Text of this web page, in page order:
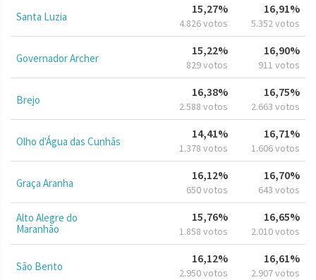
Santa Luzia
15,27%
4.826 votos
16,91%
5.352 votos
Governador Archer
15,22%
829 votos
16,90%
911 votos
Brejo
16,38%
2.588 votos
16,75%
2.663 votos
Olho d'Água das Cunhãs
14,41%
1.378 votos
16,71%
1.606 votos
Graça Aranha
16,12%
650 votos
16,70%
643 votos
Alto Alegre do
Maranhão
15,76%
1.858 votos
16,65%
2.010 votos
São Bento
16,12%
2.950 votos
16,61%
2.907 votos